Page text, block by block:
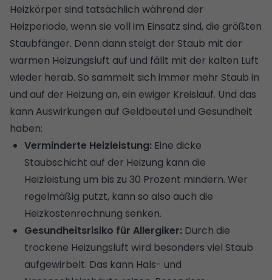
Heizkörper sind tatsächlich während der
Heizperiode, wenn sie voll im Einsatz sind, die größten
Staubfänger. Denn dann steigt der Staub mit der
warmen Heizungsluft auf und fällt mit der kalten Luft
wieder herab. So sammelt sich immer mehr Staub in
und auf der Heizung an, ein ewiger Kreislauf. Und das
kann Auswirkungen auf Geldbeutel und Gesundheit
haben:
Verminderte Heizleistung: Eine dicke
Staubschicht auf der Heizung kann die
Heizleistung um bis zu 30 Prozent mindern. Wer
regelmäßig putzt, kann so also auch die
Heizkostenrechnung senken.
Gesundheitsrisiko für Allergiker: Durch die
trockene Heizungsluft wird besonders viel Staub
aufgewirbelt. Das kann Hals- und